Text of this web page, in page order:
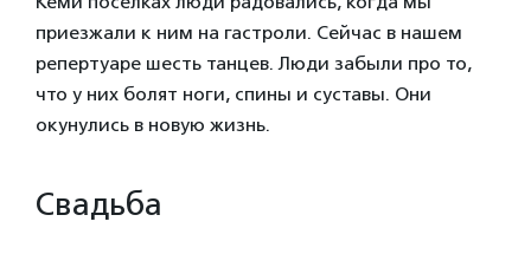
приезжали к ним на гастроли. Сейчас в нашем
репертуаре шесть танцев. Люди забыли про то,
что у них болят ноги, спины и суставы. Они
окунулись в новую жизнь.
Свадьба